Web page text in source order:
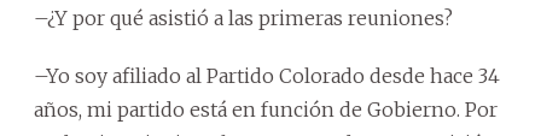
–¿Y por qué asistió a las primeras reuniones?
–Yo soy afiliado al Partido Colorado desde hace 34
años, mi partido está en función de Gobierno. Por